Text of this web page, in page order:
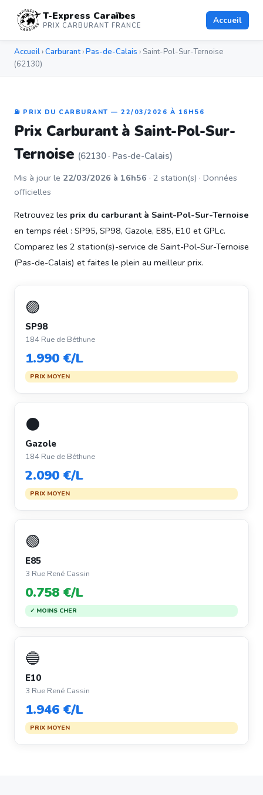
T-Express Caraïbes
PRIX CARBURANT FRANCE Accueil
Accueil ›Carburant›Pas-de-Calais › Saint-Pol-Sur-Ternoise
(62130)
⛽ PRIX DU CARBURANT — 22/03/2026 À 16H56
Prix Carburant à Saint-Pol-Sur-
Ternoise (62130 · Pas-de-Calais)
Mis à jour le 22/03/2026 à 16h56 · 2 station(s) · Données
officielles
Retrouvez les prix du carburant à Saint-Pol-Sur-Ternoise
en temps réel : SP95, SP98, Gazole, E85, E10 et GPLc.
Comparez les 2 station(s)-service de Saint-Pol-Sur-Ternoise
(Pas-de-Calais) et faites le plein au meilleur prix.
🟣
SP98
184 Rue de Béthune
1.990 €/L
PRIX MOYEN
⚫
Gazole
184 Rue de Béthune
2.090 €/L
PRIX MOYEN
🟢
E85
3 Rue René Cassin
0.758 €/L
✓ MOINS CHER
🔵
E10
3 Rue René Cassin
1.946 €/L
PRIX MOYEN